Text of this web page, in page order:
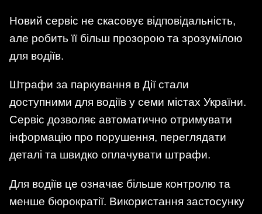
Новий сервіс не скасовує відповідальність,
але робить її більш прозорою та зрозумілою
для водіїв.
Штрафи за паркування в Дії стали
доступними для водіїв у семи містах України.
Сервіс дозволяє автоматично отримувати
інформацію про порушення, переглядати
деталі та швидко оплачувати штрафи.
Для водіїв це означає більше контролю та
менше бюрократії. Використання застосунку